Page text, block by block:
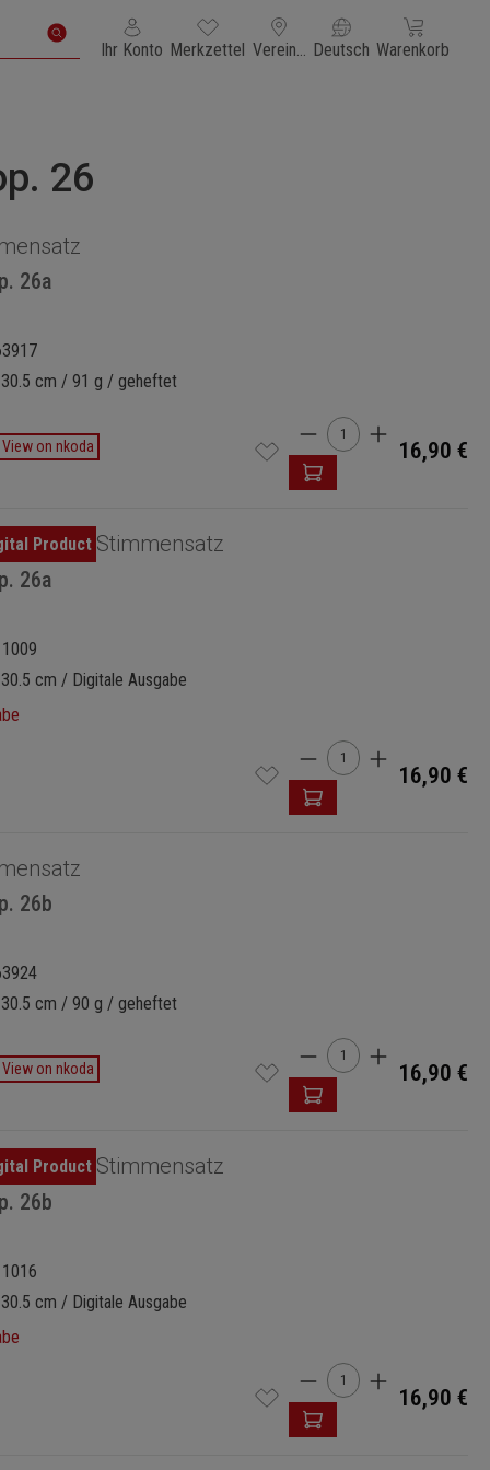
Ihr Konto Du hast 0 Produkte auf dem Merkzettel
Merkzettel Vereinigte Staaten von Amerika
Deutsch Warenkorb
Warenkorb
26
26a
cm / 91 g / geheftet
View on nkoda Produkt Anzahl:
16,90 €
Stimmensatz
26a
cm / Digitale Ausgabe
Produkt Anzahl:
16,90 €
26b
cm / 90 g / geheftet
View on nkoda Produkt Anzahl:
16,90 €
Stimmensatz
26b
cm / Digitale Ausgabe
Produkt Anzahl:
16,90 €